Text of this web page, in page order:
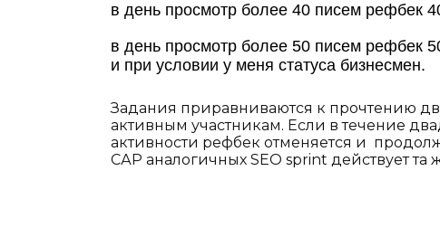
в день просмотр более 40 писем рефбек
в день просмотр более 50 писем рефбек
и при условии у меня статуса бизнесмен.
Задания приравниваются к прочтению
активным участникам. Если в течение
активности рефбек отменяется и
САР аналогичных SEO sprint действует та